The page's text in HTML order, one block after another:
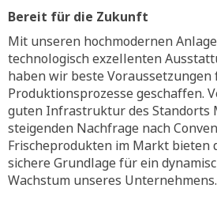
Bereit für die Zukunft
Mit unseren hochmodernen
technologisch exzellenten
haben wir beste
Produktionsprozesse geschaffen.
guten Infrastruktur des Standorts
steigenden Nachfrage nach
Frischeprodukten im Markt bieten
sichere Grundlage für ein
Wachstum unseres Unternehmens.